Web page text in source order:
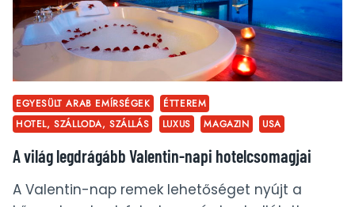
EGYESÜLT ARAB EMÍRSÉGEK
ÉTTEREM
HOTEL, SZÁLLODA, SZÁLLÁS
LUXUS MAGAZIN USA
A világ legdrágább Valentin-napi hotelcsomagjai
A Valentin-nap remek lehetőséget nyújt a